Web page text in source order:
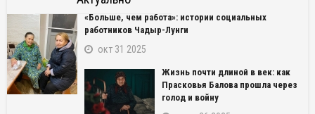
«Больше, чем работа»: истории социальных
работников Чадыр-Лунги
окт 31 2025
Жизнь почти длиной в век: как
Прасковья Балова прошла через
голод и войну